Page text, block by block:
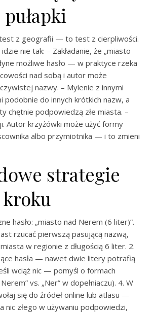
z geografii — to test z cierpliwości.
nie tak: – Zakładanie, że „miasto
możliwe hasło — w praktyce rzeka
nad sobą i autor może
nazwy. – Mylenie z innymi
podobnie do innych krótkich nazw, a
chętnie podpowiedzą złe miasta. –
Autor krzyżówki może użyć formy
albo przymiotnika — i to zmieni
strategie
hasło: „miasto nad Nerem (6 liter)”.
rzucać pierwszą pasującą nazwą,
w regionie z długością 6 liter. 2.
hasła — nawet dwie litery potrafią
wciąż nic — pomyśl o formach
vs. „Ner” w dopełniaczu). 4. W
się do źródeł online lub atlasu —
nic złego w używaniu podpowiedzi,